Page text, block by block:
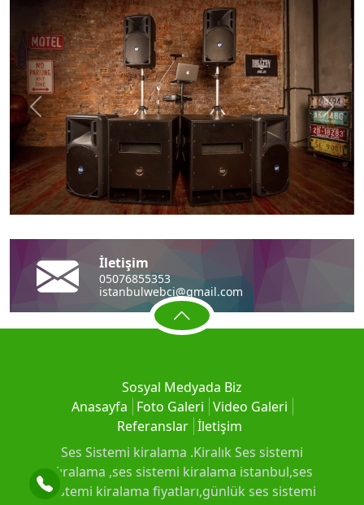
Önceki
İletişim
Sosyal Medyada Biz
Anasayfa Foto Galeri Video Galeri
Referanslar İletişim